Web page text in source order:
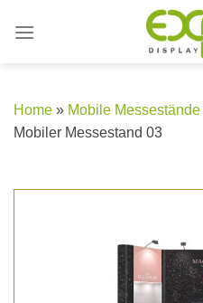
Home » Mobile Messestände
Mobiler Messestand 03